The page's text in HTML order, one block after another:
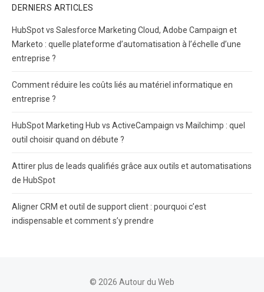
DERNIERS ARTICLES
HubSpot vs Salesforce Marketing Cloud, Adobe Campaign et
Marketo : quelle plateforme d’automatisation à l’échelle d’une
entreprise ?
Comment réduire les coûts liés au matériel informatique en
entreprise ?
HubSpot Marketing Hub vs ActiveCampaign vs Mailchimp : quel
outil choisir quand on débute ?
Attirer plus de leads qualifiés grâce aux outils et automatisations
de HubSpot
Aligner CRM et outil de support client : pourquoi c’est
indispensable et comment s’y prendre
© 2026 Autour du Web